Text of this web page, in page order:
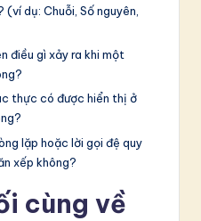
dụ: Chuỗi, Số nguyên,
điều gì xảy ra khi một
thực có được hiển thị ở
lặp hoặc lời gọi đệ quy
xếp không?
cùng về